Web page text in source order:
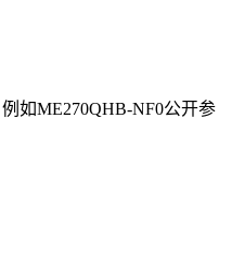
如ME270QHB-NF0公开参